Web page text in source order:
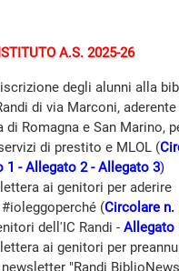
A.S. 2025-26
degli alunni alla
di via Marconi, aderente
di Romagna e San Marino,
di prestito e MLOL (
1 -Allegato 2-Allegato 3)
lettera ai genitori per aderire
(Circolare n.
dell'IC Randi - Allegato
ai genitori per
newsletter "Randi